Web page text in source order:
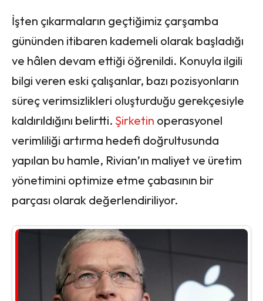
İşten çıkarmaların geçtiğimiz çarşamba
gününden itibaren kademeli olarak başladığı
ve hâlen devam ettiği öğrenildi. Konuyla ilgili
bilgi veren eski çalışanlar, bazı pozisyonların
süreç verimsizlikleri oluşturduğu gerekçesiyle
kaldırıldığını belirtti. Şirketin operasyonel
verimliliği artırma hedefi doğrultusunda
yapılan bu hamle, Rivian’ın maliyet ve üretim
yönetimini optimize etme çabasının bir
parçası olarak değerlendiriliyor.